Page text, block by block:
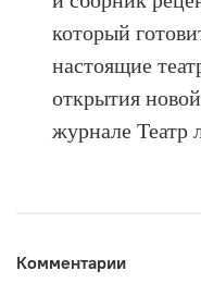
который
настоящие
открытия
журнале Театр
Комментарии